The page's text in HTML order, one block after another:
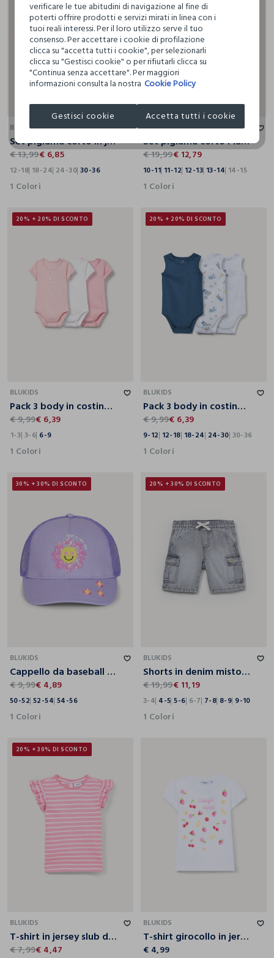
18-24 24-30 30-36
BLUKIDS
Set pigiama corto in jersey di puro cotone neonata
€ 13,99€ 6,85
12-18 18-24 24-30 30-36
1 Colori
10-11 11-12 12-13 13-14 14-15
BLUKIDS
Set pigiama corto Play Station in jersey di puro cotone ragazzo
€ 19,99€ 12,79
10-11 11-12 12-13 13-14 14-15
1 Colori
20% + 20% DI SCONTO
BLUKIDS
Pack 3 body in costina di puro cotone
€ 9,99€ 6,39
1-3 3-6 6-9
1 Colori
20% + 20% DI SCONTO
BLUKIDS
Pack 3 body in costina di puro cotone
€ 9,99€ 6,39
9-12 12-18 18-24 24-30 30-36
1 Colori
30% + 30% DI SCONTO
BLUKIDS
Cappello da baseball in twill
€ 9,99€ 4,89
50-52 52-54 54-56
1 Colori
20% + 30% DI SCONTO
BLUKIDS
Shorts in denim misto viscosa bambino
€ 19,99€ 11,19
3-4 4-5 5-6 6-7 7-8 8-9 9-10
1 Colori
20% + 30% DI SCONTO
BLUKIDS
T-shirt in jersey slub di puro cotone bimba
€ 7,99€ 4,47
BLUKIDS
T-shirt girocollo in jersey di puro cotone bambina
€ 4,99
verificare le tue abitudini di navigazione al fine di
poterti offrire prodotti e servizi mirati in linea con i
tuoi reali interessi. Per il loro utilizzo serve il tuo
consenso. Per accettare i cookie di profilazione
clicca su "accetta tutti i cookie", per selezionarli
clicca su "Gestisci cookie" o per rifiutarli clicca su
"Continua senza accettare". Per maggiori
informazioni consulta la nostra Cookie Policy
Gestisci cookie Accetta tutti i cookie